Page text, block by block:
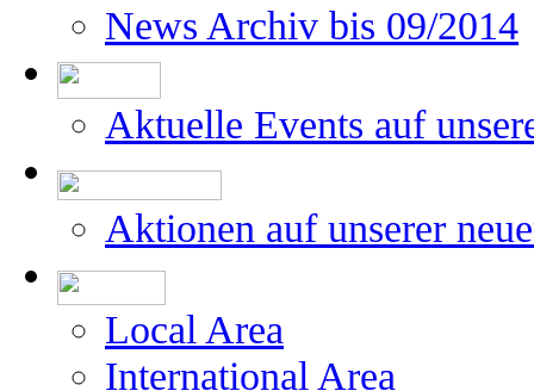
News Archiv bis 09/2014
Aktuelle Events auf
Aktionen auf unserer
Local Area
International Area